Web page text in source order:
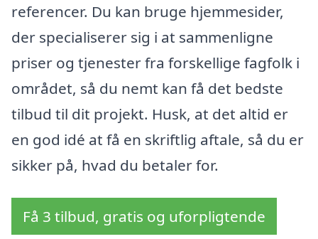
referencer. Du kan bruge hjemmesider,
der specialiserer sig i at sammenligne
priser og tjenester fra forskellige fagfolk i
området, så du nemt kan få det bedste
tilbud til dit projekt. Husk, at det altid er
en god idé at få en skriftlig aftale, så du er
sikker på, hvad du betaler for.
Få 3 tilbud, gratis og uforpligtende